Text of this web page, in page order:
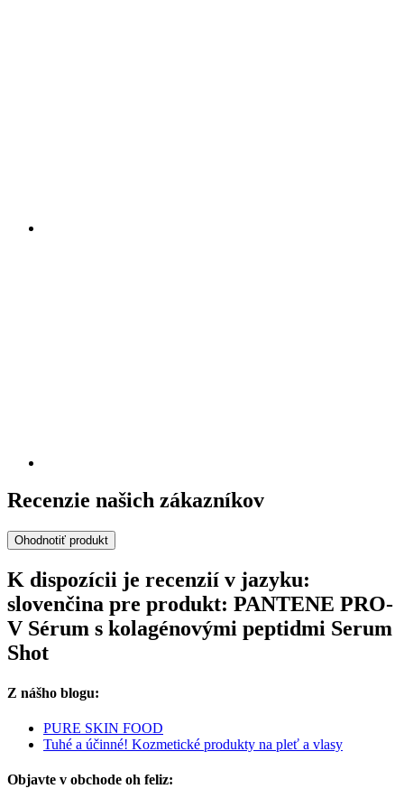
Recenzie našich zákazníkov
Ohodnotiť produkt
K dispozícii je recenzií v jazyku:
slovenčina pre produkt: PANTENE PRO-
V Sérum s kolagénovými peptidmi Serum
Shot
Z nášho blogu:
PURE SKIN FOOD
Tuhé a účinné! Kozmetické produkty na pleť a vlasy
Objavte v obchode oh feliz: